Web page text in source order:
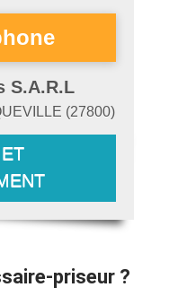
S.A.R.L
(27800)
priseur ?